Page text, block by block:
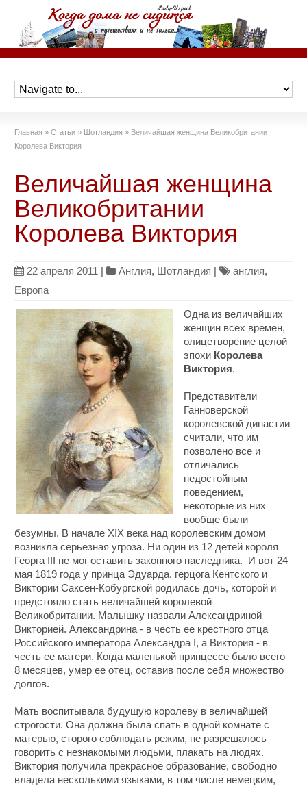
Главная » Статьи » Шотландия » Величайшая женщина Великобритании
Королева Виктория
Величайшая женщина
Великобритании
Королева Виктория
22 апреля 2011 | Англия, Шотландия | англия,
Европа
Одна из величайших
женщин всех времен,
олицетворение целой
эпохи Королева
Виктория.
Представители
Ганноверской
королевской династии
считали, что им
позволено все и
отличались
недостойным
поведением,
некоторые из них
вообще были
безумны. В начале XIX века над королевским домом
возникла серьезная угроза. Ни один из 12 детей короля
Георга III не мог оставить законного наследника. И вот 24
мая 1819 года у принца Эдуарда, герцога Кентского и
Виктории Саксен-Кобургской родилась дочь, которой и
предстояло стать величайшей королевой
Великобритании. Малышку назвали Александриной
Викторией. Александрина - в честь ее крестного отца
Российского императора Александра I, а Виктория - в
честь ее матери. Когда маленькой принцессе было всего
8 месяцев, умер ее отец, оставив после себя множество
долгов.
Мать воспитывала будущую королеву в величайшей
строгости. Она должна была спать в одной комнате с
матерью, сторого соблюдать режим, не разрешалось
говорить с незнакомыми людьми, плакать на людях.
Виктория получила прекрасное образование, свободно
владела несколькими языками, в том числе немецким,